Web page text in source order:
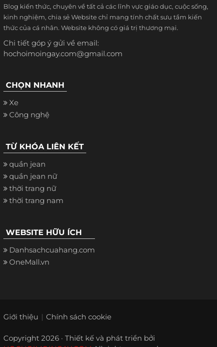
Blog kiến thức, chuyên về tất cả các lĩnh vực giáo dục, cuộc sống,
kinh nghiệm, chia sẻ Website chỉ mang tính chất sưu tầm kiến
thức của cá nhân. Website không có giá trị thương mại.
Chi tiết góp ý gửi về email:
hochoimoingay.com@gmail.com
CHỌN NHANH
Xe
Công nghệ
TỪ KHÓA LIÊN KẾT
quần jean
quần jean nữ
thời trang nữ
thời trang nam
WEBSITE HỮU ÍCH
Danhsachcuahang.com
OneMall.vn
Giới thiệu Chính sách cookie
Copyright 2026 · Thiết kế và phát triển bởi